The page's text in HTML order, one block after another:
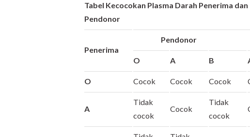
Tabel Kecocokan Plasma Darah Penerima dan
Pendonor
Penerima
Pendonor
O A B
O Cocok Cocok Cocok
A
Tidak
cocok
Cocok
Tidak
cocok